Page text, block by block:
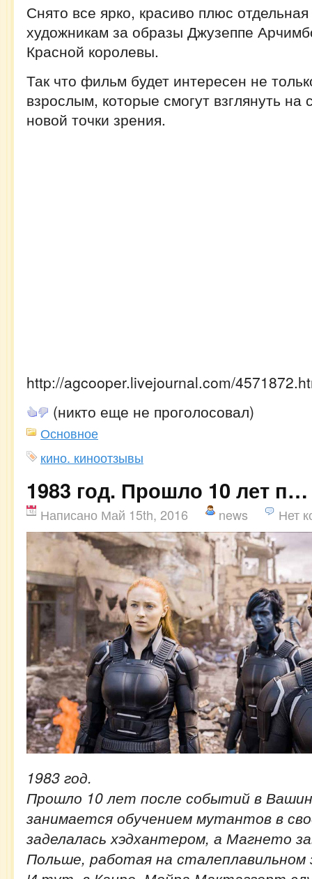
Снято все ярко, красиво плюс
художникам за образы Джузеппе
Красной королевы.
Так что фильм будет интересен не
взрослым, которые смогут взглянуть на
новой точки зрения.
http://agcooper.livejournal.com/
(никто еще не проголосовал)
Основное
кино. киноотзывы
1983 год. Прошло 10 лет п…
Написано Май 15th, 2016 news Нет
1983 год.
Прошло 10 лет после событий в
занимается обучением мутантов в
заделалась хэдхантером, а Магнето
Польше, работая на сталеплавильном